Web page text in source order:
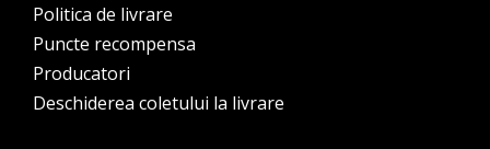
Politica de livrare
Puncte recompensa
Producatori
Deschiderea coletului la livrare